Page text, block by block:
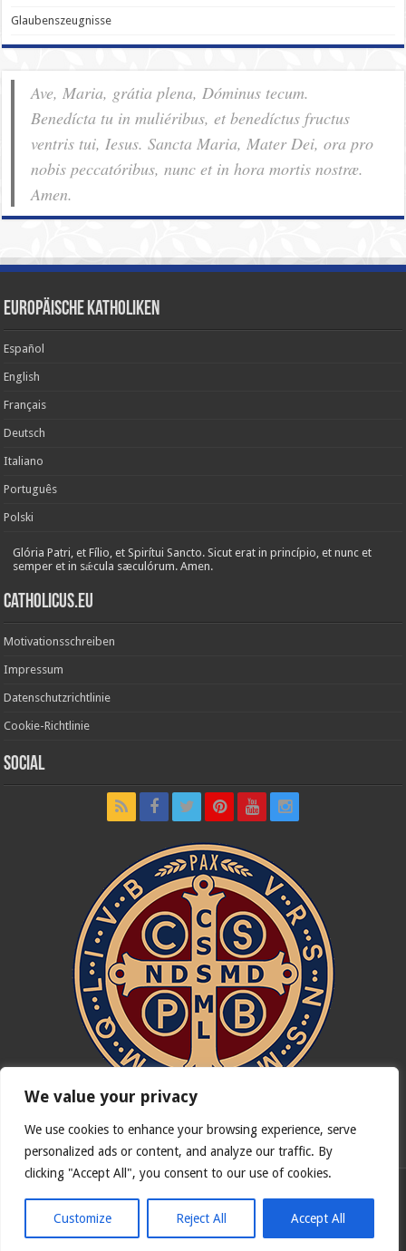
We value your privacy
We use cookies to enhance your browsing experience, serve
personalized ads or content, and analyze our traffic. By
clicking "Accept All", you consent to our use of cookies.
Customize Reject All Accept All
Glaubenszeugnisse
Ave, Maria, grátia plena, Dóminus tecum.
Benedícta tu in muliéribus, et benedíctus fructus
ventris tui, Iesus. Sancta Maria, Mater Dei, ora pro
nobis pec­ca­tóribus, nunc et in hora mortis nostræ.
Amen.
Europäische Katholiken
Español
English
Français
Deutsch
Italiano
Português
Polski
Glória Patri, et Fílio, et Spirítui Sancto. Sicut erat in princípio, et nunc et
semper et in sǽcula sæculórum. Amen.
Catholicus.eu
Motivationsschreiben
Impressum
Datenschutzrichtlinie
Cookie-Richtlinie
Social
In nómine Patris, et Fílii, et Spíritus Sancti. Amen.
© Copyright 2026, Alle Rechte vorbehalten